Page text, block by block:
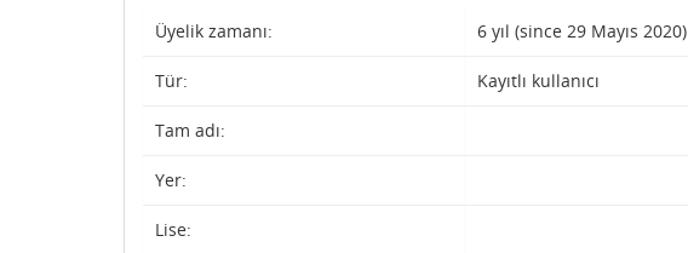
Üyelik zamanı: 6 yıl (since 29 Mayıs 2020)
Tür: Kayıtlı kullanıcı
Tam adı:
Yer:
Lise: